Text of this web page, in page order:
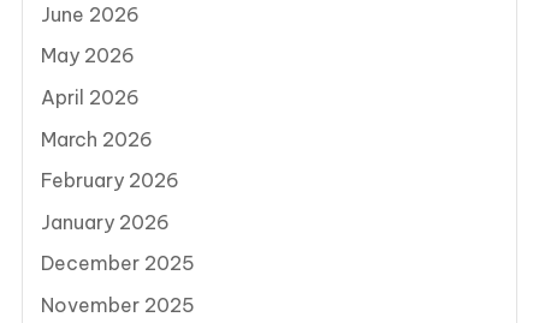
June 2026
May 2026
April 2026
March 2026
February 2026
January 2026
December 2025
November 2025